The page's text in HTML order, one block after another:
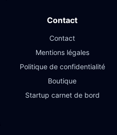
Contact
Contact
Mentions légales
Politique de confidentialité
Boutique
Startup carnet de bord